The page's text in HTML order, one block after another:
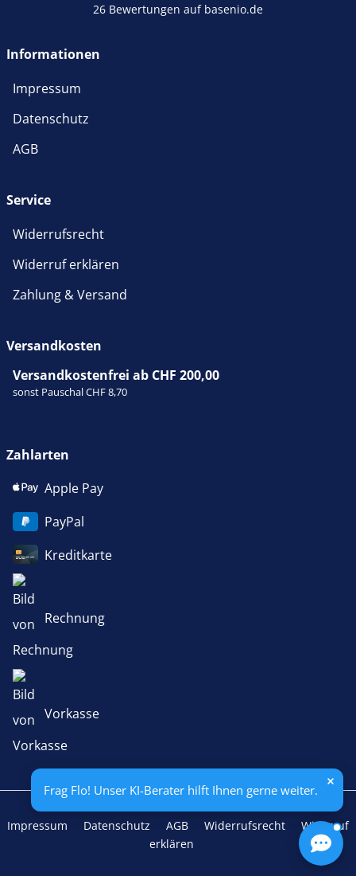
Frag Flo! Unser KI-Berater hilft Ihnen gerne weiter.
26 Bewertungen auf basenio.de
Informationen
Impressum
Datenschutz
AGB
Service
Widerrufsrecht
Widerruf erklären
Zahlung & Versand
Versandkosten
Versandkostenfrei ab CHF 200,00
sonst Pauschal CHF 8,70
Zahlarten
Apple Pay
PayPal
Kreditkarte
Rechnung
Vorkasse
Impressum Datenschutz AGB Widerrufsrecht
Widerruf
erklären